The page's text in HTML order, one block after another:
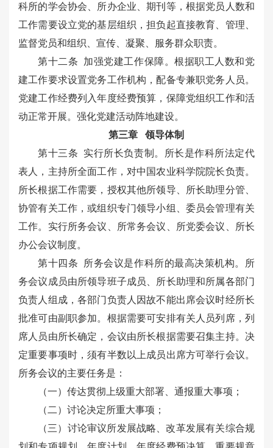
科所的学会协会、所办企业、期刊等，根据党员人数和
工作需要设立党的基层组织，担负起直接教育、管理、
监督党员和组织、宣传、凝聚、服务群众职责。
第十二条 加强党建工作保障。根据职工人数和党
建工作要求设置党务工作机构，配备专兼职党务人员。
党建工作经费列入年度经费预算，保障党组织工作和活
动正常开展。强化党建活动阵地建设。
第三章 领导体制
第十三条 实行所长负责制。所长是作科所法定代
表人，主持所全面工作，对中国农业科学院院长负责。
所长根据工作需要，授权其他所领导、所长助理分管、
协管有关工作，或组织专门领导小组、委员会管理有关
工作。实行所务会议、所常务会议、所党委会议、所长
办公会议制度。
第十四条 所务会议是作科所的最高决策机构。所
务会议成员由所领导班子成员、所长助理和所属各部门
负责人组成，各部门负责人因故不能出席会议时经所长
批准可由副职参加。根据需要可安排有关人员列席，列
席人员由所长确定，会议由所长根据需要召集主持。决
定重要事项时，须有半数以上成员出席方可举行会议。
所务会议的主要任务是：
（一）传达贯彻上级重大部署、通报重大事项；
（二）讨论决定所重大事项；
（三）讨论审议所发展战略、改革发展有关综合规